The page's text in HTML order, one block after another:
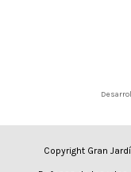
Copyright Gran